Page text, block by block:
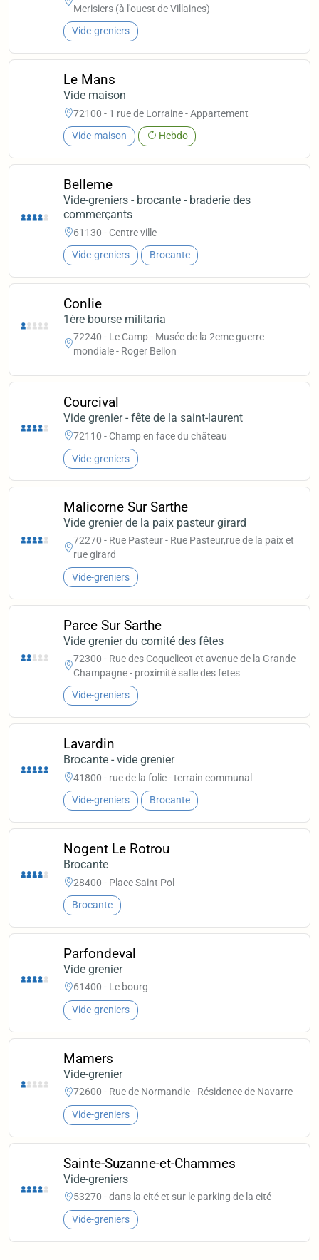
Merisiers (à l'ouest de Villaines)
Vide-greniers
Le Mans
Vide maison
72100 - 1 rue de Lorraine - Appartement
Vide-maison Hebdo
Belleme
Vide-greniers - brocante - braderie des
commerçants
61130 - Centre ville
Vide-greniers Brocante
Conlie
1ère bourse militaria
72240 - Le Camp - Musée de la 2eme guerre
mondiale - Roger Bellon
Courcival
Vide grenier - fête de la saint-laurent
72110 - Champ en face du château
Vide-greniers
Malicorne Sur Sarthe
Vide grenier de la paix pasteur girard
72270 - Rue Pasteur - Rue Pasteur,rue de la paix et
rue girard
Vide-greniers
Parce Sur Sarthe
Vide grenier du comité des fêtes
72300 - Rue des Coquelicot et avenue de la Grande
Champagne - proximité salle des fetes
Vide-greniers
Lavardin
Brocante - vide grenier
41800 - rue de la folie - terrain communal
Vide-greniers Brocante
Nogent Le Rotrou
Brocante
28400 - Place Saint Pol
Brocante
Parfondeval
Vide grenier
61400 - Le bourg
Vide-greniers
Mamers
Vide-grenier
72600 - Rue de Normandie - Résidence de Navarre
Vide-greniers
Sainte-Suzanne-et-Chammes
Vide-greniers
53270 - dans la cité et sur le parking de la cité
Vide-greniers